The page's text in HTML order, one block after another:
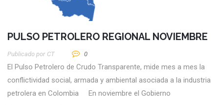
PULSO PETROLERO REGIONAL NOVIEMBRE
Publicado por CT 0
El Pulso Petrolero de Crudo Transparente, mide mes a mes la
conflictividad social, armada y ambiental asociada a la industria
petrolera en Colombia En noviembre el Gobierno